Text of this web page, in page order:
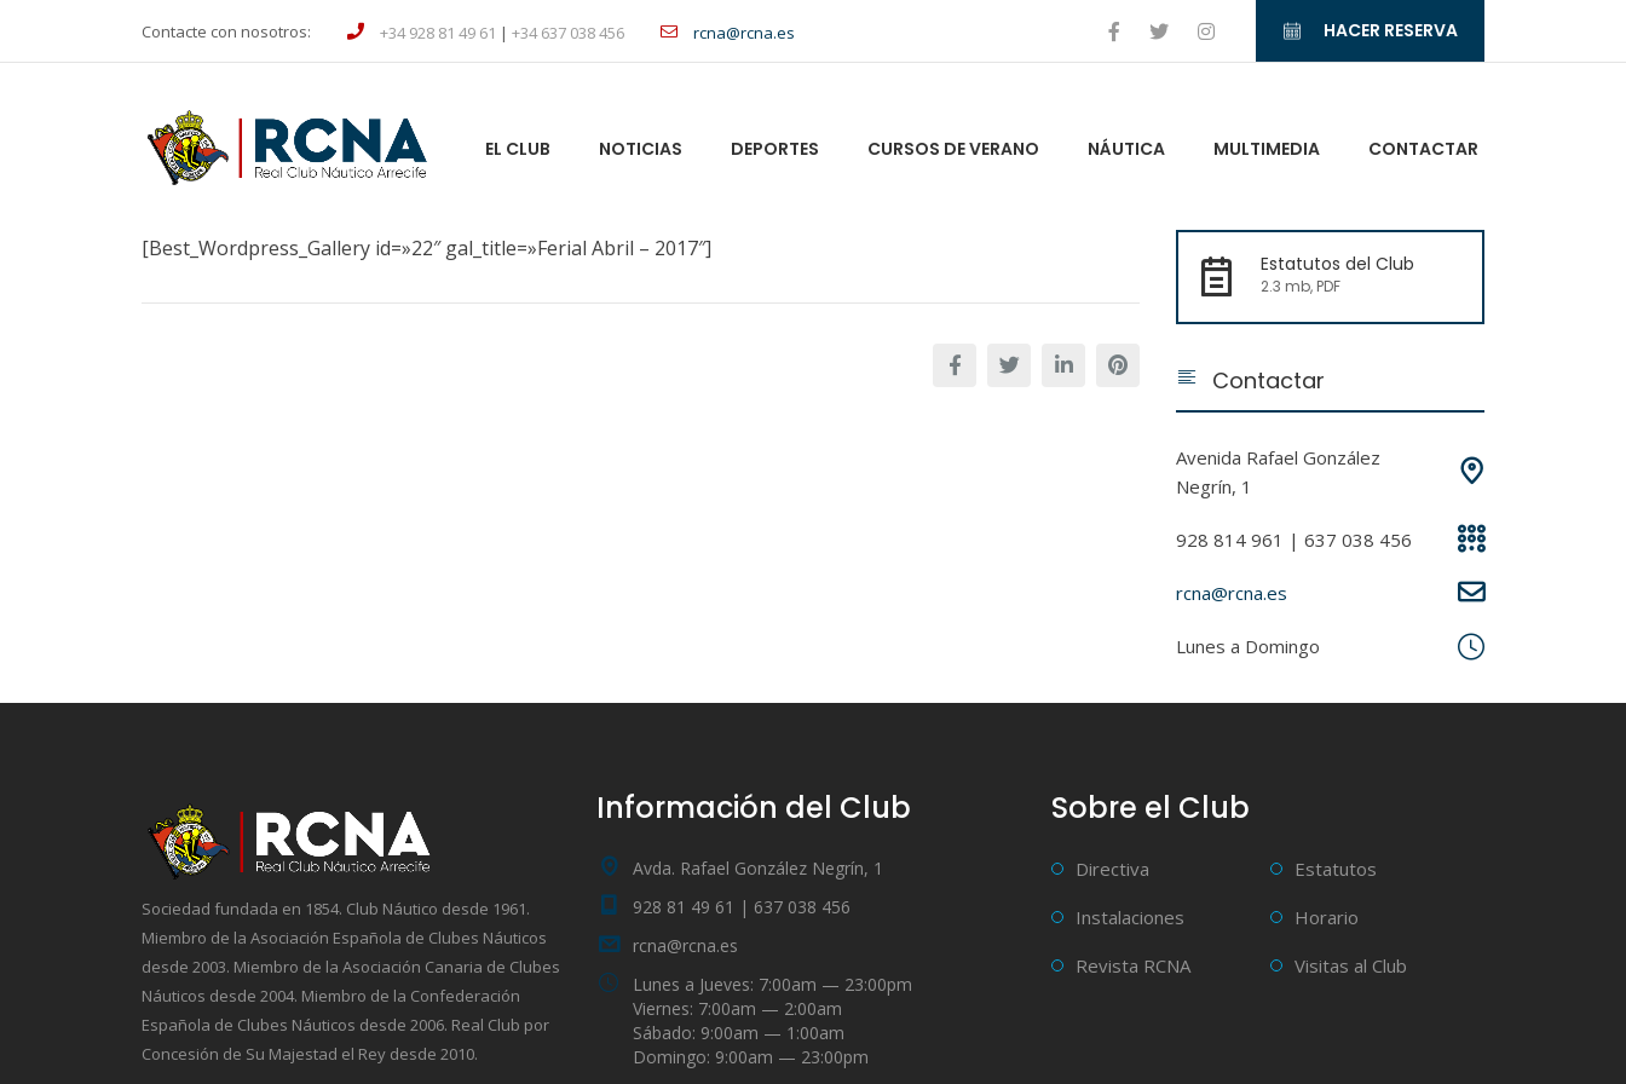
Contacte con nosotros: +34 928 81 49 61 | +34 637 038 456 rcna@rcna.es HACER RESERVA
EL CLUB NOTICIAS DEPORTES CURSOS DE VERANO NÁUTICA MULTIMEDIA CONTACTAR
[Best_Wordpress_Gallery id=»22″ gal_title=»Ferial Abril – 2017″]
Estatutos del Club
2.3 mb, PDF
Contactar
Avenida Rafael González
Negrín, 1
928 814 961 | 637 038 456
rcna@rcna.es
Lunes a Domingo
Sociedad fundada en 1854. Club Náutico desde 1961.
Miembro de la Asociación Española de Clubes Náuticos
desde 2003. Miembro de la Asociación Canaria de Clubes
Náuticos desde 2004. Miembro de la Confederación
Española de Clubes Náuticos desde 2006. Real Club por
Concesión de Su Majestad el Rey desde 2010.
Información del Club
Avda. Rafael González Negrín, 1
928 81 49 61 | 637 038 456
rcna@rcna.es
Lunes a Jueves: 7:00am — 23:00pm
Viernes: 7:00am — 2:00am
Sábado: 9:00am — 1:00am
Domingo: 9:00am — 23:00pm
Sobre el Club
Directiva
Estatutos
Instalaciones
Horario
Revista RCNA
Visitas al Club